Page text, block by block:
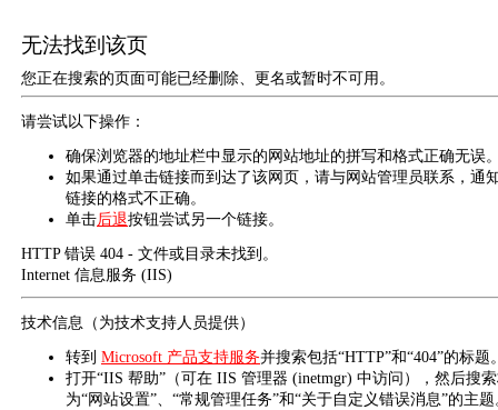
无法找到该页
您正在搜索的页面可能已经删除、更名或暂时不可用。
请尝试以下操作：
确保浏览器的地址栏中显示的网站地址的拼写和格式正确无误
如果通过单击链接而到达了该网页，请与网站管理员联系，通
链接的格式不正确。
单击后退按钮尝试另一个链接。
HTTP 错误 404 - 文件或目录未找到。
Internet 信息服务 (IIS)
技术信息（为技术支持人员提供）
转到 Microsoft 产品支持服务并搜索包括“HTTP”和“404”的标题
打开“IIS 帮助”（可在 IIS 管理器 (inetmgr) 中访问），然后搜
为“网站设置”、“常规管理任务”和“关于自定义错误消息”的主题